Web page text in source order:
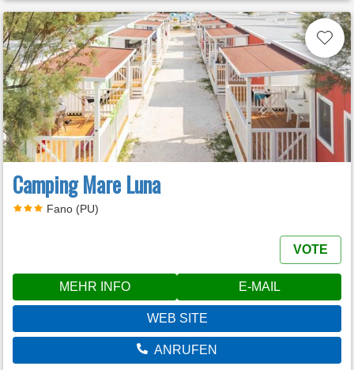
Camping Mare Luna
Fano (PU)
VOTE
MEHR INFO E-MAIL
WEB SITE
ANRUFEN